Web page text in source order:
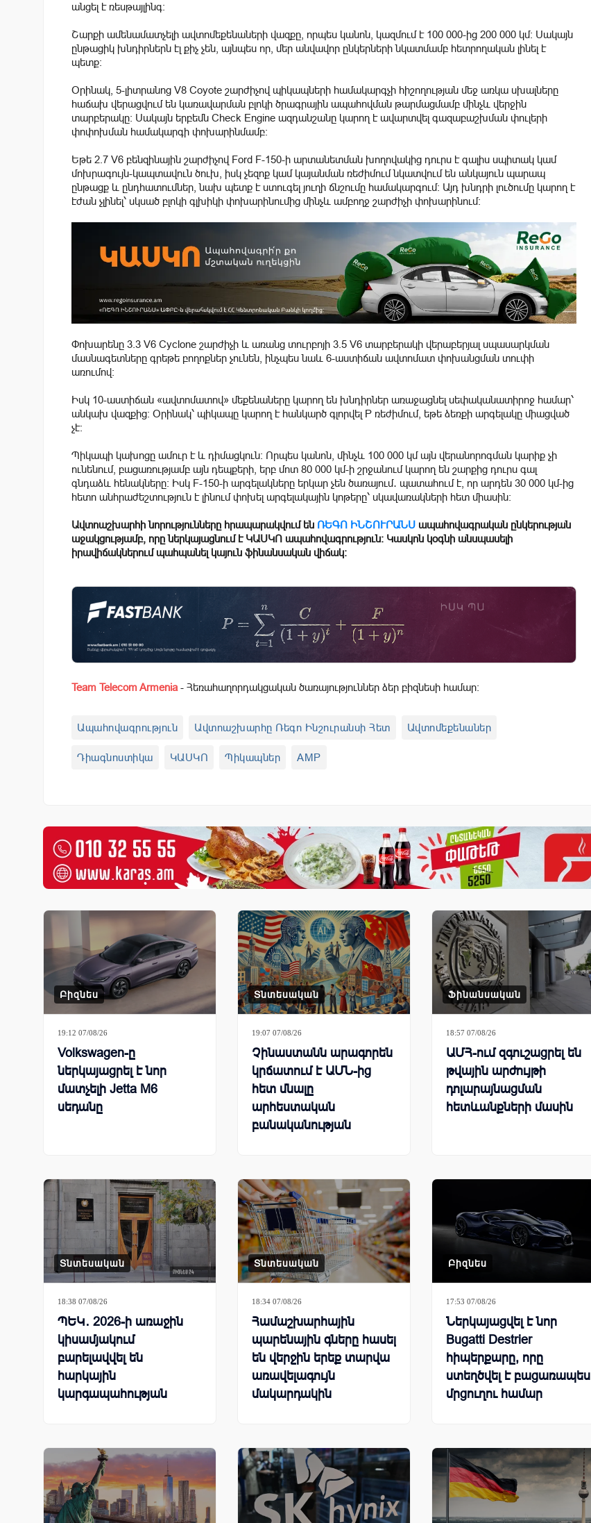
անցել է ռեսթայլինգ։
Շարքի ամենամատչելի ավտոմեքենաների վազքը, որպես կանոն, կազմում է 100 000-ից 200 000 կմ։ Սակայն
ընթացիկ խնդիրներն էլ քիչ չեն, այնպես որ, մեր անվավոր ընկերների նկատմամբ հետրողական լինել է
պետք:
Օրինակ, 5-լիտրանոց V8 Coyote շարժիչով պիկապների համակարգչի հիշողության մեջ առկա սխալները
հաճախ վերացվում են կառավարման բլոկի ծրագրային ապահովման թարմացմամբ մինչև վերջին
տարբերակը։ Սակայն երբեմն Check Engine ազդանշանը կարող է ավարտվել գազաբաշխման փուլերի
փոփոխման համակարգի փոխարինմամբ։
Եթե 2.7 V6 բենզինային շարժիչով Ford F-150-ի արտանետման խողովակից դուրս է գալիս սպիտակ կամ
մոխրագույն-կապտավուն ծուխ, իսկ չեզոք կամ կայանման ռեժիմում նկատվում են անկայուն պարապ
ընթացք և ընդհատումներ, նախ պետք է ստուգել յուղի ճնշումը համակարգում։ Այդ խնդրի լուծումը կարող է
էժան չլինել՝ սկսած բլոկի գլխիկի փոխարինումից մինչև ամբողջ շարժիչի փոխարինում։
Փոխարենը 3.3 V6 Cyclone շարժիչի և առանց տուրբոյի 3.5 V6 տարբերակի վերաբերյալ սպասարկման
մասնագետները գրեթե բողոքներ չունեն, ինչպես նաև 6-աստիճան ավտոմատ փոխանցման տուփի
առումով։
Իսկ 10-աստիճան «ավտոմատով» մեքենաները կարող են խնդիրներ առաջացնել սեփականատիրոջ համար՝
անկախ վազքից։ Օրինակ՝ պիկապը կարող է հանկարծ գլորվել P ռեժիմում, եթե ձեռքի արգելակը միացված
չէ։
Պիկապի կախոցը ամուր է և դիմացկուն։ Որպես կանոն, մինչև 100 000 կմ այն վերանորոգման կարիք չի
ունենում, բացառությամբ այն դեպքերի, երբ մոտ 80 000 կմ-ի շրջանում կարող են շարքից դուրս գալ
գնդաձև հենակները։ Իսկ F-150-ի արգելակները երկար չեն ծառայում․ պատահում է, որ արդեն 30 000 կմ-ից
հետո անհրաժեշտություն է լինում փոխել արգելակային կոթերը՝ սկավառակների հետ միասին։
Ավտոաշխարհի նորությունները հրապարակվում են ՌԵԳՈ ԻՆՇՈՒՐԱՆՍ ապահովագրական ընկերության
աջակցությամբ, որը ներկայացնում է ԿԱՍԿՈ ապահովագրություն։ Կասկոն կօգնի անսպասելի
իրավիճակներում պահպանել կայուն ֆինանսական վիճակ։
Team Telecom Armenia - Հեռահաղորդակցական ծառայություններ ձեր բիզնեսի համար:
Ապահովագրություն Ավտոաշխարհը Ռեգո Ինշուրանսի Հետ Ավտոմեքենաներ
Դիագնոստիկա ԿԱՍԿՈ Պիկապներ AMP
Բիզնես
19:12 07/08/26
Volkswagen-ը
ներկայացրել է նոր
մատչելի Jetta M6
սեդանը
Տնտեսական
19:07 07/08/26
Չինաստանն արագորեն
կրճատում է ԱՄՆ-ից
հետ մնալը
արհեստական
բանականության
Ֆինանսական
18:57 07/08/26
ԱՄՀ-ում զգուշացրել են
թվային արժույթի
դոլարայնացման
հետևանքների մասին
Տնտեսական
18:38 07/08/26
ՊԵԿ․ 2026-ի առաջին
կիսամյակում
բարելավվել են
հարկային
կարգապահության
Տնտեսական
18:34 07/08/26
Համաշխարհային
պարենային գները հասել
են վերջին երեք տարվա
առավելագույն
մակարդակին
Բիզնես
17:53 07/08/26
Ներկայացվել է նոր
Bugatti Destrier
հիպերքարը, որը
ստեղծվել է բացառապես
մրցուղու համար